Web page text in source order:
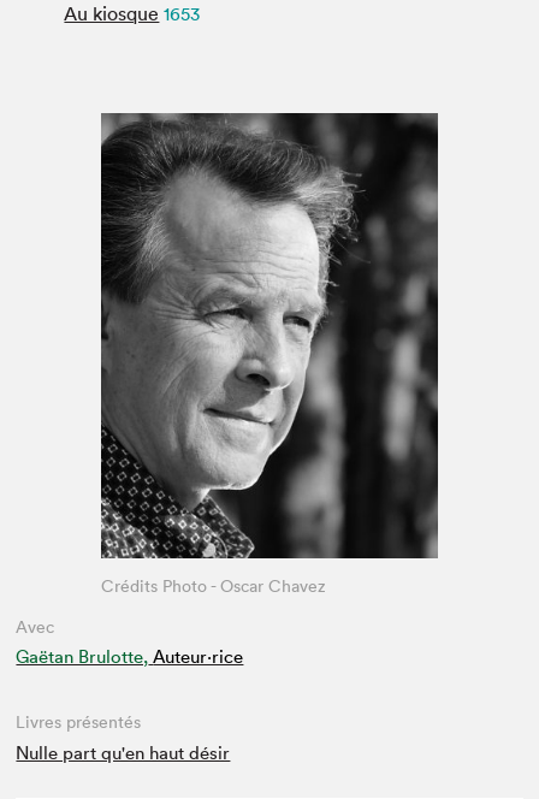
Espace exposant⋅e⋅s
Espace pro
Archives
Au kiosque 1653
Avec
Gaëtan Brulotte, Auteur·rice
Crédits Photo - Oscar Chavez
Livres présentés
Nulle part qu'en haut désir